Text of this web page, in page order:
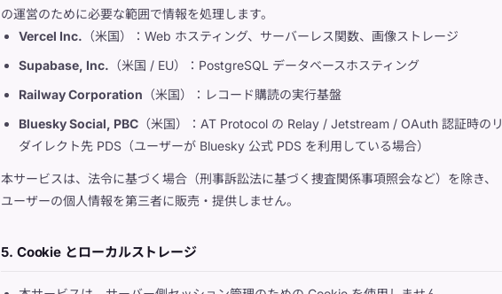
の運営のために必要な範囲で情報を処理します。
Vercel Inc. （米国）：Web ホスティング、サーバーレス関数、画像ストレージ
Supabase, Inc. （米国 / EU）：PostgreSQL データベースホスティング
Railway Corporation （米国）：レコード購読の実行基盤
Bluesky Social, PBC（米国）：AT Protocol の Relay / Jetstream / OAuth 認証時のリ
ダイレクト先 PDS（ユーザーが Bluesky 公式 PDS を利用している場合）
本サービスは、法令に基づく場合（刑事訴訟法に基づく捜査関係事項照会など）を除き、
ユーザーの個人情報を第三者に販売・提供しません。
5. Cookie とローカルストレージ